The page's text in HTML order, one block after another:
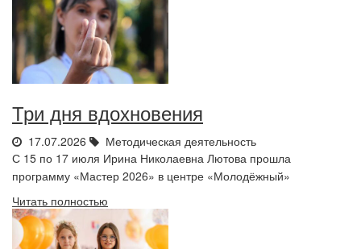
Три дня вдохновения
17.07.2026
Методическая деятельность
С 15 по 17 июля Ирина Николаевна Лютова прошла
программу «Мастер 2026» в центре «Молодёжный»
Читать полностью